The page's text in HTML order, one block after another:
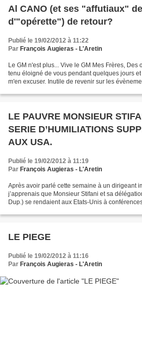
Al CANO (et ses "affutiaux"
d'"opérette") de retour?
Publié le 19/02/2012 à 11:22
Par François Augieras - L'Aretin
Le GM n'est plus... Vive le GM Mes Frères, Des
tenu éloigné de vous pendant quelques jours
m'en excuser. Inutile de revenir sur les
LE PAUVRE MONSIEUR
SERIE D’HUMILIATIONS
AUX USA.
Publié le 19/02/2012 à 11:19
Par François Augieras - L'Aretin
Après avoir parlé cette semaine à un dirigeant
j’apprenais que Monsieur Stifani et sa
Dup.) se rendaient aux Etats-Unis à
LE PIEGE
Publié le 19/02/2012 à 11:16
Par François Augieras - L'Aretin